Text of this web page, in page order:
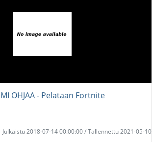
OHJAA - Pelataan Fortnite
Julkaistu 2018-07-14 00:00:00 / Tallennettu 2021-05-10